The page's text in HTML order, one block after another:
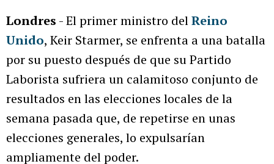
Londres - El primer ministro delReino
Unido, Keir Starmer, se enfrenta a una batalla
por su puesto después de que su Partido
Laborista sufriera un calamitoso conjunto de
resultados en las elecciones locales de la
semana pasada que, de repetirse en unas
elecciones generales, lo expulsarían
ampliamente del poder.